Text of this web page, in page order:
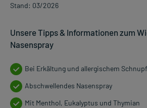
Stand: 03/2026
Unsere Tipps & Informationen zum
Nasenspray
Bei Erkältung und allergischem
Abschwellendes Nasenspray
Mit Menthol, Eukalyptus und Thymian